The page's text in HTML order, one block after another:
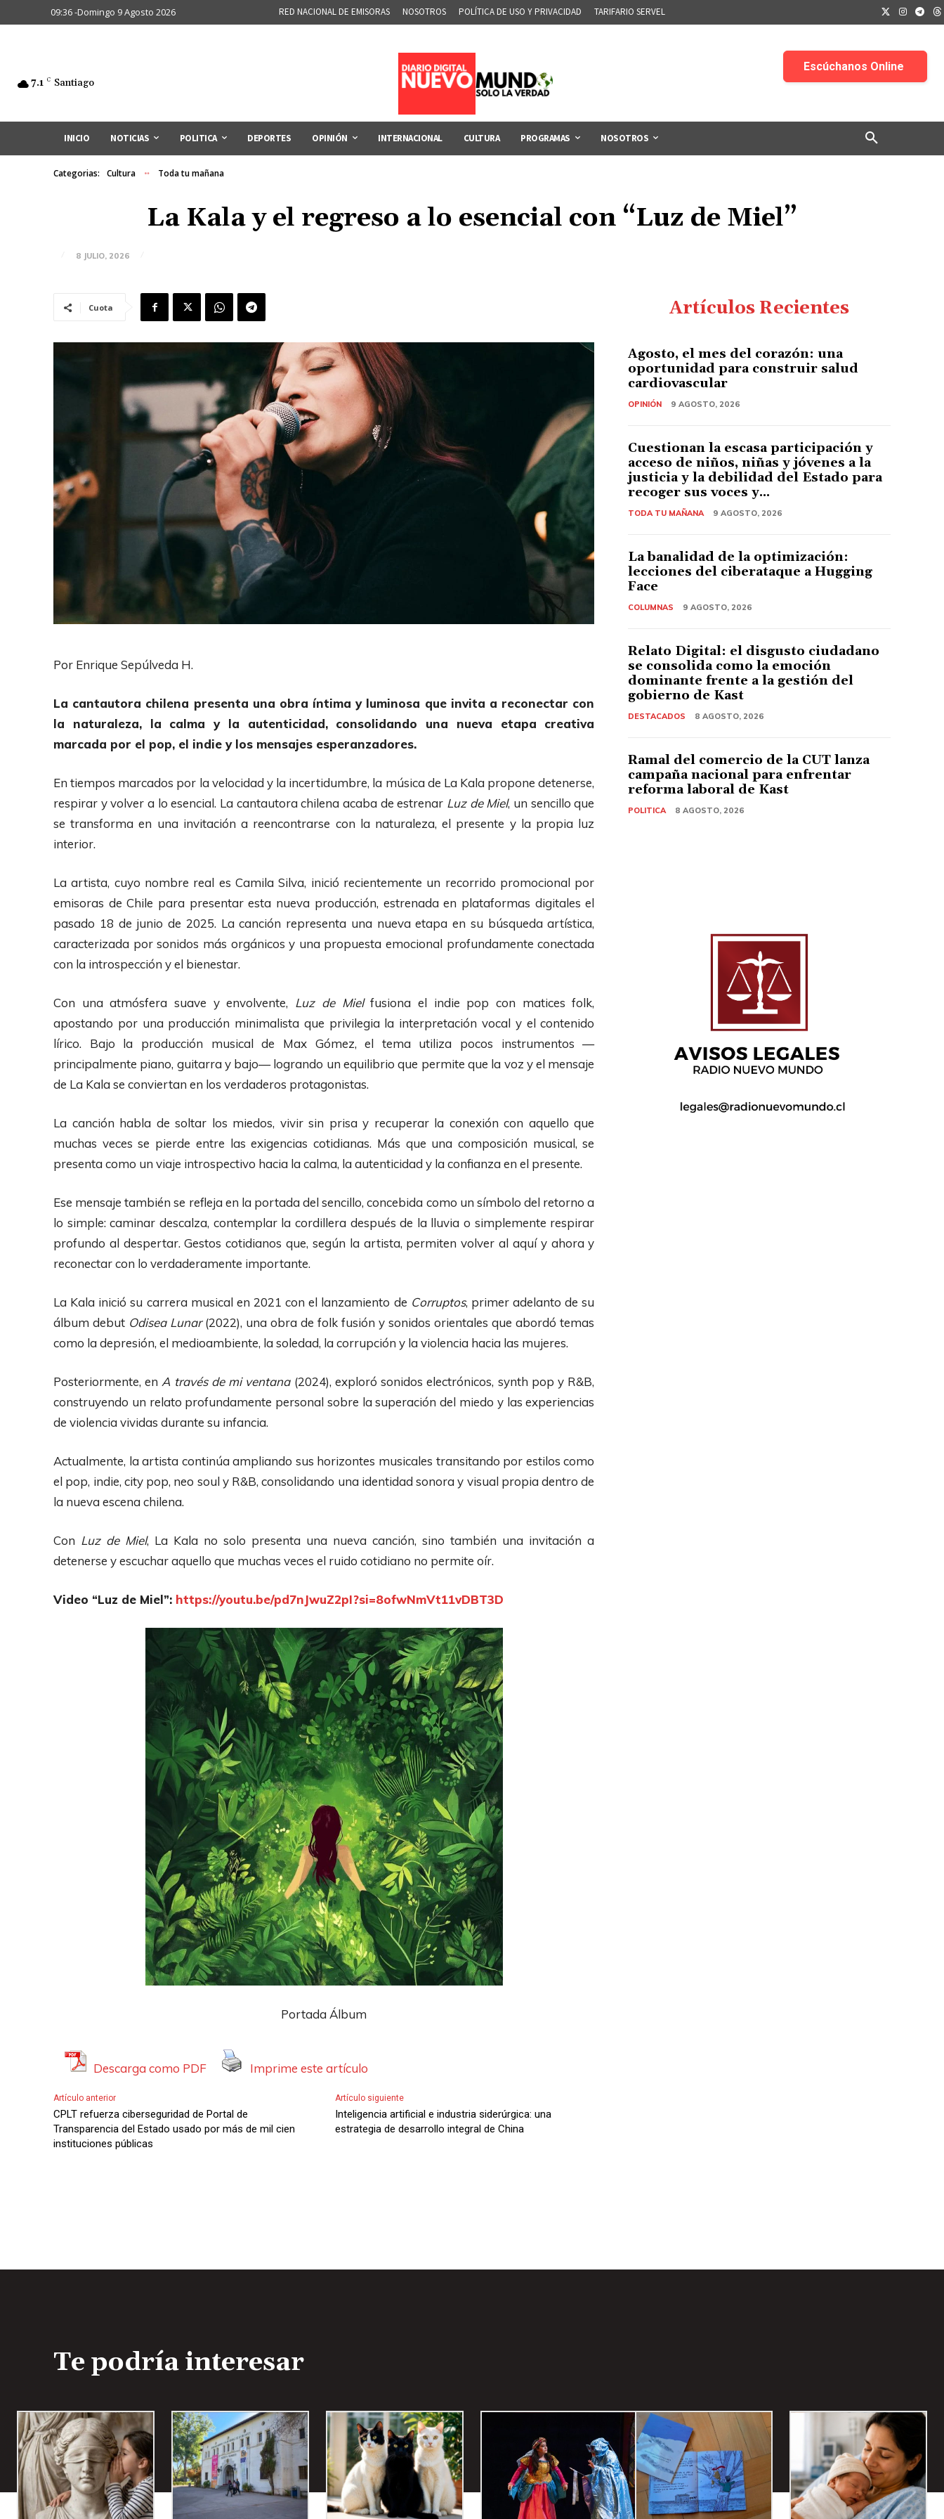
09:36 -Domingo 9 Agosto 2026 RED NACIONAL DE EMISORAS NOSOTROS POLÍTICA DE USO Y PRIVACIDAD TARIFARIO SERVEL
7.1 C Santiago
INICIO NOTICIAS POLITICA DEPORTES OPINIÓN INTERNACIONAL CULTURA PROGRAMAS NOSOTROS
Categorias: Cultura Toda tu mañana
La Kala y el regreso a lo esencial con “Luz de Miel”
8 JULIO, 2026
Cuota
Por Enrique Sepúlveda H.
La cantautora chilena presenta una obra íntima y luminosa que invita a reconectar con
la naturaleza, la calma y la autenticidad, consolidando una nueva etapa creativa
marcada por el pop, el indie y los mensajes esperanzadores.
En tiempos marcados por la velocidad y la incertidumbre, la música de La Kala propone detenerse,
respirar y volver a lo esencial. La cantautora chilena acaba de estrenar Luz de Miel, un sencillo que
se transforma en una invitación a reencontrarse con la naturaleza, el presente y la propia luz
interior.
La artista, cuyo nombre real es Camila Silva, inició recientemente un recorrido promocional por
emisoras de Chile para presentar esta nueva producción, estrenada en plataformas digitales el
pasado 18 de junio de 2025. La canción representa una nueva etapa en su búsqueda artística,
caracterizada por sonidos más orgánicos y una propuesta emocional profundamente conectada
con la introspección y el bienestar.
Con una atmósfera suave y envolvente, Luz de Mielfusiona el indie pop con matices folk,
apostando por una producción minimalista que privilegia la interpretación vocal y el contenido
lírico. Bajo la producción musical de Max Gómez, el tema utiliza pocos instrumentos —
principalmente piano, guitarra y bajo— logrando un equilibrio que permite que la voz y el mensaje
de La Kala se conviertan en los verdaderos protagonistas.
La canción habla de soltar los miedos, vivir sin prisa y recuperar la conexión con aquello que
muchas veces se pierde entre las exigencias cotidianas. Más que una composición musical, se
presenta como un viaje introspectivo hacia la calma, la autenticidad y la confianza en el presente.
Ese mensaje también se refleja en la portada del sencillo, concebida como un símbolo del retorno a
lo simple: caminar descalza, contemplar la cordillera después de la lluvia o simplemente respirar
profundo al despertar. Gestos cotidianos que, según la artista, permiten volver al aquí y ahora y
reconectar con lo verdaderamente importante.
La Kala inició su carrera musical en 2021 con el lanzamiento de Corruptos, primer adelanto de su
álbum debut Odisea Lunar(2022), una obra de folk fusión y sonidos orientales que abordó temas
como la depresión, el medioambiente, la soledad, la corrupción y la violencia hacia las mujeres.
Posteriormente, en A través de mi ventana(2024), exploró sonidos electrónicos, synth pop y R&B,
construyendo un relato profundamente personal sobre la superación del miedo y las experiencias
de violencia vividas durante su infancia.
Actualmente, la artista continúa ampliando sus horizontes musicales transitando por estilos como
el pop, indie, city pop, neo soul y R&B, consolidando una identidad sonora y visual propia dentro de
la nueva escena chilena.
Con Luz de Miel, La Kala no solo presenta una nueva canción, sino también una invitación a
detenerse y escuchar aquello que muchas veces el ruido cotidiano no permite oír.
Video “Luz de Miel”: https://youtu.be/pd7nJwuZ2pI?si=8ofwNmVt11vDBT3D
Portada Álbum
Descarga como PDF Imprime este artículo
Artículo anterior
CPLT refuerza ciberseguridad de Portal de
Transparencia del Estado usado por más de mil cien
instituciones públicas
Artículo siguiente
Inteligencia artificial e industria siderúrgica: una
estrategia de desarrollo integral de China
Artículos Recientes
Agosto, el mes del corazón: una
oportunidad para construir salud
cardiovascular
OPINIÓN 9 AGOSTO, 2026
Cuestionan la escasa participación y
acceso de niños, niñas y jóvenes a la
justicia y la debilidad del Estado para
recoger sus voces y...
TODA TU MAÑANA 9 AGOSTO, 2026
La banalidad de la optimización:
lecciones del ciberataque a Hugging
Face
COLUMNAS 9 AGOSTO, 2026
Relato Digital: el disgusto ciudadano
se consolida como la emoción
dominante frente a la gestión del
gobierno de Kast
DESTACADOS 8 AGOSTO, 2026
Ramal del comercio de la CUT lanza
campaña nacional para enfrentar
reforma laboral de Kast
POLITICA 8 AGOSTO, 2026
Te podría interesar